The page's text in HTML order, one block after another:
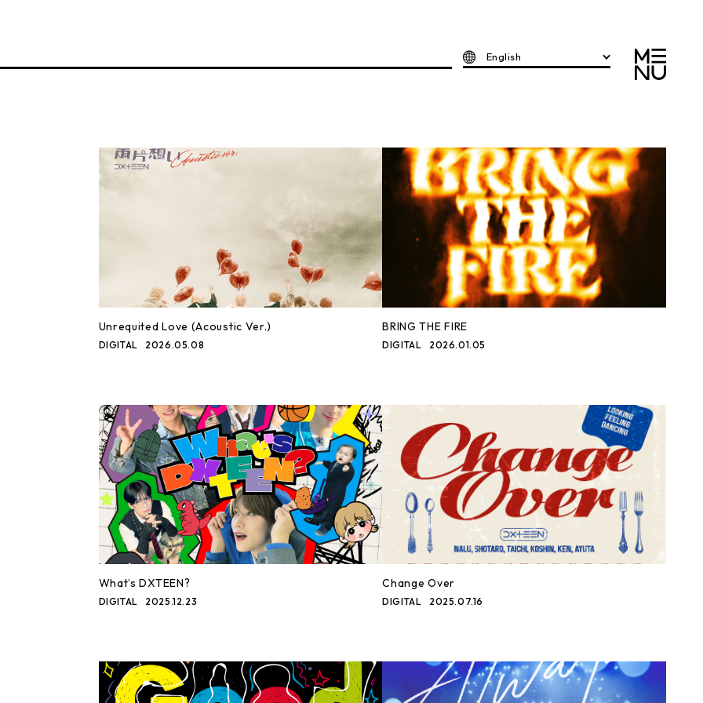
English
Unrequited Love (Acoustic Ver.)
DIGITAL 2026.05.08
BRING THE FIRE
DIGITAL 2026.01.05
What’s DXTEEN?
DIGITAL 2025.12.23
Change Over
DIGITAL 2025.07.16